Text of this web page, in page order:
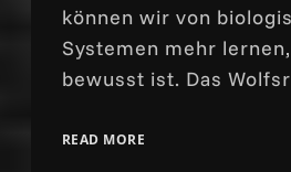
können wir von
Systemen mehr
bewusst ist. Das
READ MORE